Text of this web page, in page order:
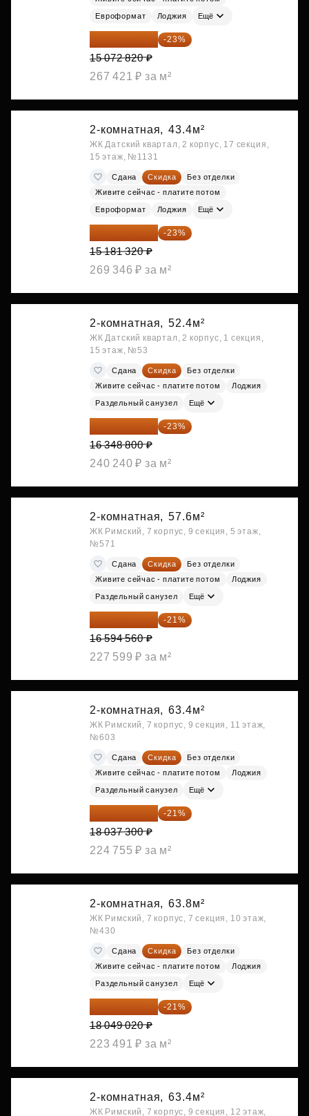
Евроформат Лоджия Ещё
11 606 071 ₽ -23%
15 072 820 ₽
267 421 ₽ за м²
2-комнатная, 43.4м²
ЖК Датский квартал, 2 корпус, 17 секция,
15 этаж, №1131
Сдана Скидка
Без отделки
Живите сейчас - платите потом
Евроформат Лоджия Ещё
11 689 616 ₽ -23%
15 181 320 ₽
269 346 ₽ за м²
2-комнатная, 52.4м²
ЖК Датский квартал, 2 корпус, 1 секция,
15 этаж, №53
Сдана Скидка
Без отделки
Живите сейчас - платите потом
Лоджия
Раздельный санузел Ещё
12 588 576 ₽ -23%
16 348 800 ₽
240 240 ₽ за м²
2-комнатная, 57.6м²
ЖК Римский, 7 корпус, 9 секция, 5 этаж,
№571
Сдана Скидка
Без отделки
Живите сейчас - платите потом
Лоджия
Раздельный санузел Ещё
13 109 702 ₽ -21%
16 594 560 ₽
227 599 ₽ за м²
2-комнатная, 63.4м²
ЖК Римский, 7 корпус, 9 секция, 11 этаж,
№603
Сдана Скидка
Без отделки
Живите сейчас - платите потом
Лоджия
Раздельный санузел Ещё
14 249 467 ₽ -21%
18 037 300 ₽
224 755 ₽ за м²
2-комнатная, 63.8м²
ЖК Римский, 7 корпус, 7 секция, 10 этаж,
№430
Сдана Скидка
Без отделки
Живите сейчас - платите потом
Лоджия
Раздельный санузел Ещё
14 258 726 ₽ -21%
18 049 020 ₽
223 491 ₽ за м²
2-комнатная, 63.4м²
ЖК Римский, 7 корпус, 9 секция, 12 этаж,